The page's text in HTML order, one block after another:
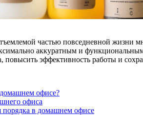
частью повседневной жизни
аккуратным и
эффективность работы и
офисе?
офиса
порядка в домашнем офисе